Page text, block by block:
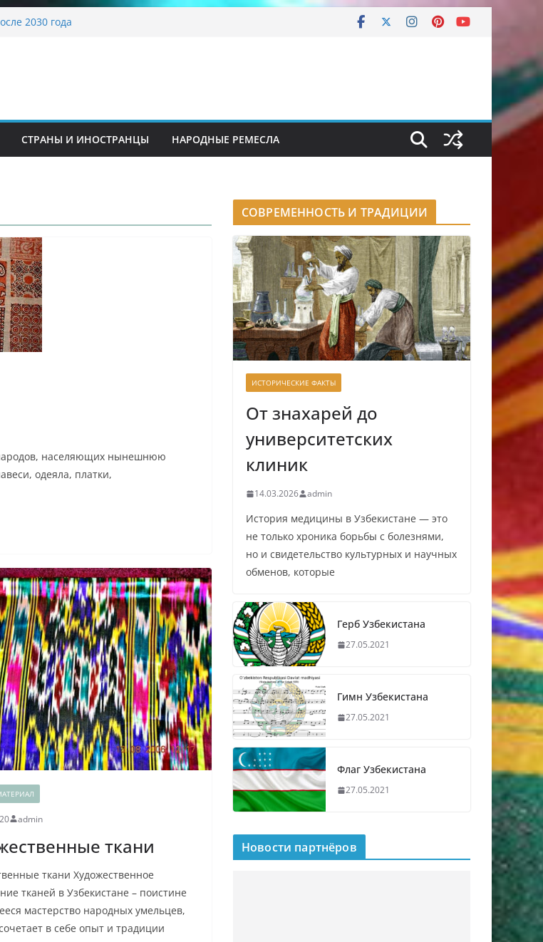
символика и
клиник
перекрёстков
на Буюк Ипак Йули
СТРАНЫ И ИНОСТРАНЦЫ НАРОДНЫЕ РЕМЕСЛА
населяющих нынешнюю
одеяла, платки,
admin
ткани
ткани Художественное
тканей в Узбекистане – поистине
мастерство народных умельцев,
в себе опыт и традиции
СОВРЕМЕННОСТЬ И ТРАДИЦИИ
ИСТОРИЧЕСКИЕ ФАКТЫ
От знахарей до
университетских
клиник
14.03.2026 admin
История медицины в Узбекистане — это
не только хроника борьбы с болезнями,
но и свидетельство культурных и научных
обменов, которые
Герб Узбекистана
27.05.2021
Гимн Узбекистана
27.05.2021
Флаг Узбекистана
27.05.2021
Новости партнёров